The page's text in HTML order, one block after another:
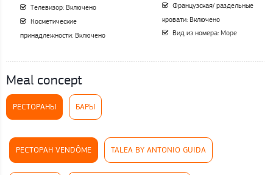
Телевизор: Включено
Косметические
принадлежности: Включено
Французская/ раздельные
кровати: Включено
Вид из номера: Море
Meal concept
РЕСТОРАНЫ БАРЫ
РЕСТОРАН VENDÔME TALEA BY ANTONIO GUIDA